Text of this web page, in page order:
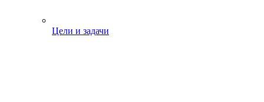
Цели и задачи